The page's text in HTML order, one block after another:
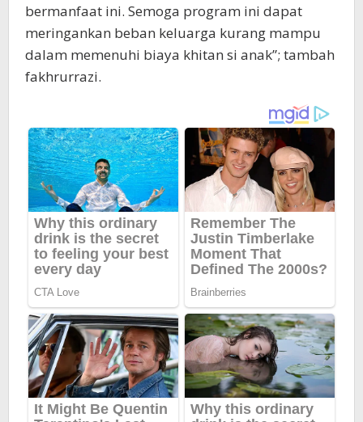
bermanfaat ini. Semoga program ini dapat
meringankan beban keluarga kurang mampu
dalam memenuhi biaya khitan si anak”; tambah
fakhrurrazi.